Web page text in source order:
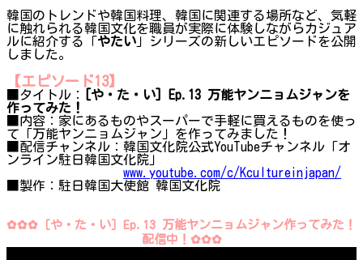
韓国のトレンドや韓国料理、韓国に関連する場所など、気軽
に触れられる韓国文化を職員が実際に体験しながらカジュア
ルに紹介する「やたい 」シリーズの新しいエピソードを公開
しました。
【エピソード13】
■タイトル：
[や・た・い] Ep.13 万能ヤンニョムジャンを
作ってみた！
■内容：家にあるものやスーパーで手軽に買えるものを使っ
て「万能ヤンニョムジャン」を作ってみました！
■配信チャンネル：韓国文化院公式YouTubeチャンネル「オ
ンライン駐日韓国文化院」
www.youtube.com/c/Kcultureinjapan/
■製作：駐日韓国大使館 韓国文化院
✿✿✿［や・た・い］Ep.13 万能ヤンニョムジャン作ってみた！
配信中！✿✿✿